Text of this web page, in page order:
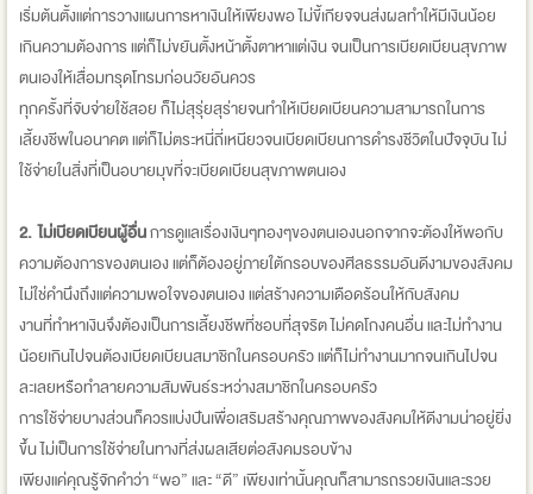
เริ่มต้นตั้งแต่การวางแผนการหาเงินให้เพียงพอ ไม่ขี้เกียจจนส่งผลทำให้มีเงินน้อย
เกินความต้องการ แต่ก็ไม่ขยันตั้งหน้าตั้งตาหาแต่เงิน จนเป็นการเบียดเบียนสุขภาพ
ตนเองให้เสื่อมทรุดโทรมก่อนวัยอันควร
ทุกครั้งที่จับจ่ายใช้สอย ก็ไม่สุรุ่ยสุร่ายจนทำให้เบียดเบียนความสามารถในการ
เลี้ยงชีพในอนาคต แต่ก็ไม่ตระหนี่ถี่เหนียวจนเบียดเบียนการดำรงชีวิตในปัจจุบัน ไม่
ใช้จ่ายในสิ่งที่เป็นอบายมุขที่จะเบียดเบียนสุขภาพตนเอง
2. ไม่เบียดเบียนผู้อื่นการดูแลเรื่องเงินๆทองๆของตนเองนอกจากจะต้องให้พอกับ
ความต้องการของตนเอง แต่ก็ต้องอยู่ภายใต้กรอบของศีลธรรมอันดีงามของสังคม
ไม่ใช่คำนึงถึงแต่ความพอใจของตนเอง แต่สร้างความเดือดร้อนให้กับสังคม
งานที่ทำหาเงินจึงต้องเป็นการเลี้ยงชีพที่ชอบที่สุจริต ไม่คดโกงคนอื่น และไม่ทำงาน
น้อยเกินไปจนต้องเบียดเบียนสมาชิกในครอบครัว แต่ก็ไม่ทำงานมากจนเกินไปจน
ละเลยหรือทำลายความสัมพันธ์ระหว่างสมาชิกในครอบครัว
การใช้จ่ายบางส่วนก็ควรแบ่งปันเพื่อเสริมสร้างคุณภาพของสังคมให้ดีงามน่าอยู่ยิ่ง
ขึ้น ไม่เป็นการใช้จ่ายในทางที่ส่งผลเสียต่อสังคมรอบข้าง
เพียงแค่คุณรู้จักคำว่า “พอ” และ “ดี” เพียงเท่านั้นคุณก็สามารถรวยเงินและรวย